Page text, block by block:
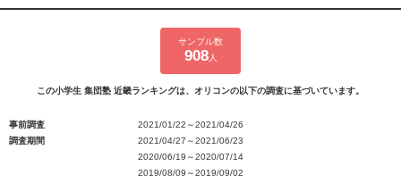
サンプル数
908人
この小学生 集団塾 近畿ランキングは、オリコンの以下の調査に基づいています。
事前調査
2021/01/22～2021/04/26
調査期間
2021/04/27～2021/06/23
2020/06/19～2020/07/14
2019/08/09～2019/09/02